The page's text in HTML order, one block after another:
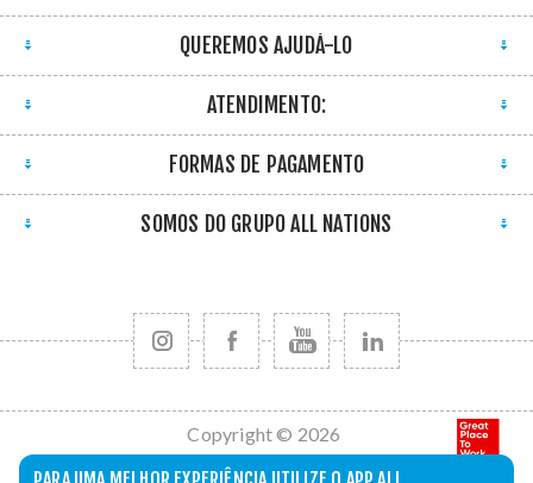
QUEREMOS AJUDÁ-LO
ATENDIMENTO:
FORMAS DE PAGAMENTO
SOMOS DO GRUPO ALL NATIONS
Copyright © 2026
All Nations. Todos